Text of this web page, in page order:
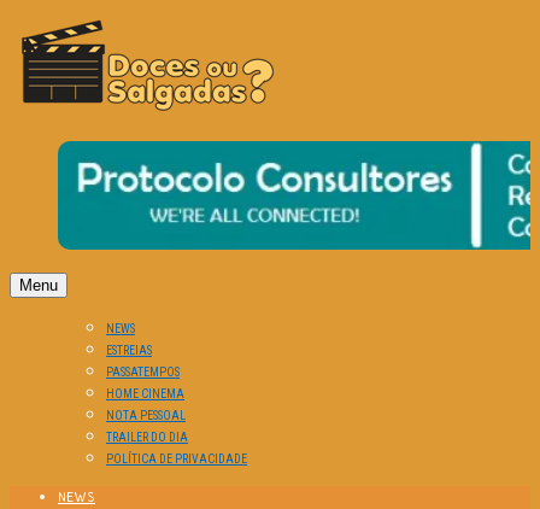
DOCES OU SALGADAS?
O Cinema? Uma Paixão!!
Menu
NEWS
ESTREIAS
PASSATEMPOS
HOME CINEMA
NOTA PESSOAL
TRAILER DO DIA
POLÍTICA DE PRIVACIDADE
NEWS